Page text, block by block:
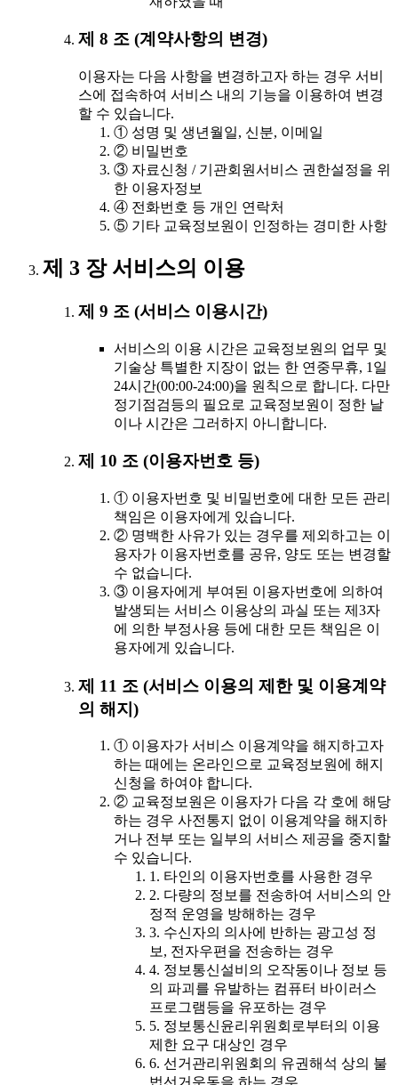
제 8 조 (계약사항의 변경)
이용자는 다음 사항을 변경하고자 하는 경우 서비
스에 접속하여 서비스 내의 기능을 이용하여 변경
할 수 있습니다.
① 성명 및 생년월일, 신분, 이메일
② 비밀번호
③ 자료신청 / 기관회원서비스 권한설정을 위
한 이용자정보
④ 전화번호 등 개인 연락처
⑤ 기타 교육정보원이 인정하는 경미한 사항
제 3 장 서비스의 이용
제 9 조 (서비스 이용시간)
서비스의 이용 시간은 교육정보원의 업무 및
기술상 특별한 지장이 없는 한 연중무휴, 1일
24시간(00:00-24:00)을 원칙으로 합니다. 다만
정기점검등의 필요로 교육정보원이 정한 날
이나 시간은 그러하지 아니합니다.
제 10 조 (이용자번호 등)
① 이용자번호 및 비밀번호에 대한 모든 관리
책임은 이용자에게 있습니다.
② 명백한 사유가 있는 경우를 제외하고는 이
용자가 이용자번호를 공유, 양도 또는 변경할
수 없습니다.
③ 이용자에게 부여된 이용자번호에 의하여
발생되는 서비스 이용상의 과실 또는 제3자
에 의한 부정사용 등에 대한 모든 책임은 이
용자에게 있습니다.
제 11 조 (서비스 이용의 제한 및 이용계약
의 해지)
① 이용자가 서비스 이용계약을 해지하고자
하는 때에는 온라인으로 교육정보원에 해지
신청을 하여야 합니다.
② 교육정보원은 이용자가 다음 각 호에 해당
하는 경우 사전통지 없이 이용계약을 해지하
거나 전부 또는 일부의 서비스 제공을 중지할
수 있습니다.
1. 타인의 이용자번호를 사용한 경우
2. 다량의 정보를 전송하여 서비스의 안
정적 운영을 방해하는 경우
3. 수신자의 의사에 반하는 광고성 정
보, 전자우편을 전송하는 경우
4. 정보통신설비의 오작동이나 정보 등
의 파괴를 유발하는 컴퓨터 바이러스
프로그램등을 유포하는 경우
5. 정보통신윤리위원회로부터의 이용
제한 요구 대상인 경우
6. 선거관리위원회의 유권해석 상의 불